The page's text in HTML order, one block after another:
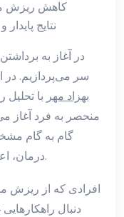
کاهش ریزش
نتایج
در آغاز به
سر می‌پردازیم. در
بهزاد مهر با
منحصر به فرد
گام به گام
درمان، اعتماد کامل به ارائه خدمات داشته باشد.
افرادی که از ریزش
دنبال